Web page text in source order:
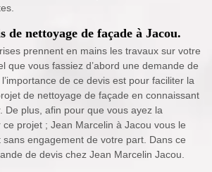
de nettoyage de façade à Jacou.
prennent en mains les travaux sur votre
que vous fassiez d’abord une demande de
de ce devis est pour faciliter la
de nettoyage de façade en connaissant
De plus, afin pour que vous ayez la
ce projet ; Jean Marcelin à Jacou vous le
engagement de votre part. Dans ce
de devis chez Jean Marcelin Jacou.